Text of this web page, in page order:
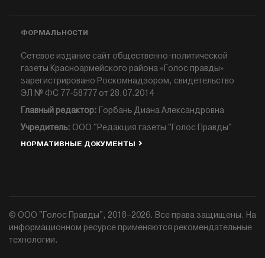
ФОРМАЛЬНОСТИ
Сетевое издание сайт общественно-политической
газеты Красноармейского района «Голос правды»
зарегистрировано Роскомнадзором, свидетельство
ЭЛ № ФС 77-58777 от 28.07.2014
Главный редактор: Горбань Диана Александровна
Учредитель: ООО "Редакция газеты "Голос Правды"
НОРМАТИВНЫЕ ДОКУМЕНТЫ
© ООО "Голос Правды", 2018–2026. Все права защищены. На
информационном ресурсе применяются рекомендательные
технологии.